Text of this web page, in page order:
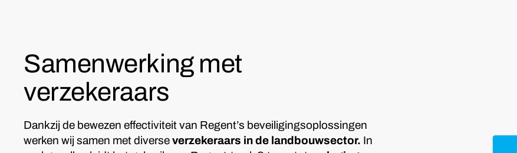
Samenwerking met
verzekeraars
Dankzij de bewezen effectiviteit van Regent’s beveiligingsoplossingen
werken wij samen met diverseverzekeraars in de landbouwsector. In